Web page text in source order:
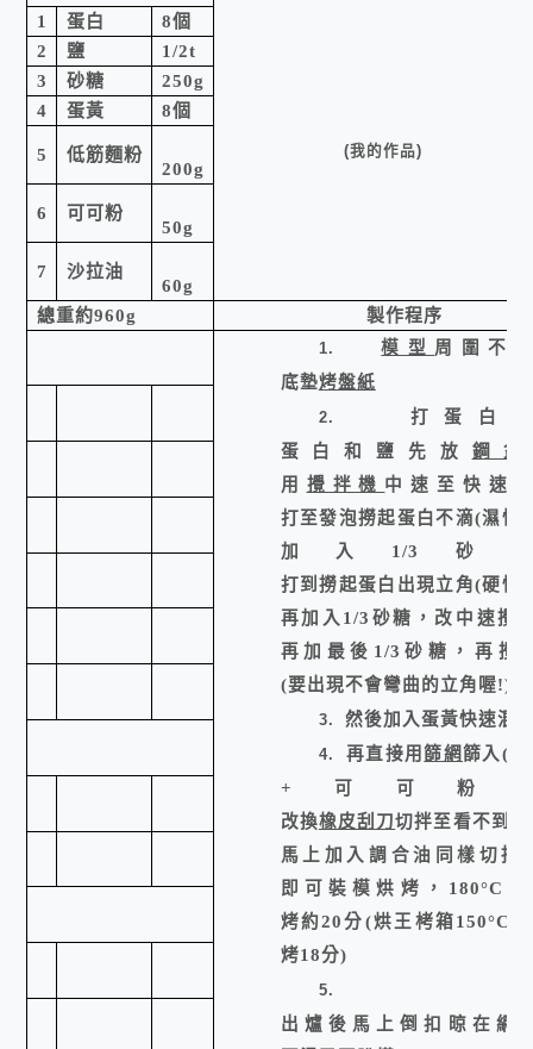
(我的作品)
1 蛋白 8個
2
鹽
1/2t
3
砂糖
250g
4
蛋黃 8個
5 低筋麵粉
200g
6 可可粉
50g
7 沙拉油
60g
總重約960g 製作程序
1. 模型 周圍不
底墊烤盤紙
2.
打蛋白
蛋白和鹽先放 鋼
用 攪拌機 中速至快速
打至發泡撈起蛋白不滴(濕性
加入 1/3
砂
打到撈起蛋白出現立角(硬性
再加入 1/3 砂糖，改中速攪
再加最後 1/3 砂糖，再攪
(要出現不會彎曲的立角喔!)
3. 然後加入蛋黃快速混
4. 再直接用篩網篩入(
+
可可粉
改換橡皮刮刀切拌至看不到
馬上加入調合油同樣切拌
即可裝模烘烤， 180°C
烤約20分(烘王栲箱150°C
烤18分)
5.
出爐後馬上倒扣晾在網